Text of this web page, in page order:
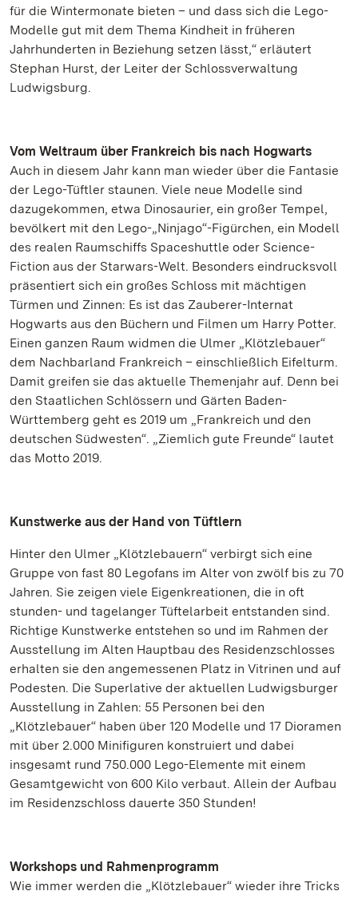
für die Wintermonate bieten – und dass sich die Lego-
Modelle gut mit dem Thema Kindheit in früheren
Jahrhunderten in Beziehung setzen lässt,“ erläutert
Stephan Hurst, der Leiter der Schlossverwaltung
Ludwigsburg.
Vom Weltraum über Frankreich bis nach Hogwarts
Auch in diesem Jahr kann man wieder über die Fantasie
der Lego-Tüftler staunen. Viele neue Modelle sind
dazugekommen, etwa Dinosaurier, ein großer Tempel,
bevölkert mit den Lego-„Ninjago“-Figürchen, ein Modell
des realen Raumschiffs Spaceshuttle oder Science-
Fiction aus der Starwars-Welt. Besonders eindrucksvoll
präsentiert sich ein großes Schloss mit mächtigen
Türmen und Zinnen: Es ist das Zauberer-Internat
Hogwarts aus den Büchern und Filmen um Harry Potter.
Einen ganzen Raum widmen die Ulmer „Klötzlebauer“
dem Nachbarland Frankreich – einschließlich Eifelturm.
Damit greifen sie das aktuelle Themenjahr auf. Denn bei
den Staatlichen Schlössern und Gärten Baden-
Württemberg geht es 2019 um „Frankreich und den
deutschen Südwesten“. „Ziemlich gute Freunde“ lautet
das Motto 2019.
Kunstwerke aus der Hand von Tüftlern
Hinter den Ulmer „Klötzlebauern“ verbirgt sich eine
Gruppe von fast 80 Legofans im Alter von zwölf bis zu 70
Jahren. Sie zeigen viele Eigenkreationen, die in oft
stunden- und tagelanger Tüftelarbeit entstanden sind.
Richtige Kunstwerke entstehen so und im Rahmen der
Ausstellung im Alten Hauptbau des Residenzschlosses
erhalten sie den angemessenen Platz in Vitrinen und auf
Podesten. Die Superlative der aktuellen Ludwigsburger
Ausstellung in Zahlen: 55 Personen bei den
„Klötzlebauer“ haben über 120 Modelle und 17 Dioramen
mit über 2.000 Minifiguren konstruiert und dabei
insgesamt rund 750.000 Lego-Elemente mit einem
Gesamtgewicht von 600 Kilo verbaut. Allein der Aufbau
im Residenzschloss dauerte 350 Stunden!
Workshops und Rahmenprogramm
Wie immer werden die „Klötzlebauer“ wieder ihre Tricks